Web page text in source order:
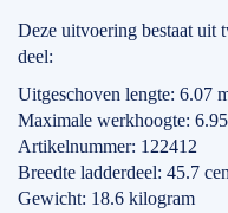
Deze uitvoering bestaat uit
deel:
Uitgeschoven lengte: 6.07
Maximale werkhoogte:
Artikelnummer: 122412
Breedte ladderdeel: 45.7
Gewicht: 18.6 kilogram